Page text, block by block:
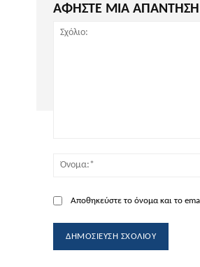
ΑΦΗΣΤΕ ΜΙΑ ΑΠΑΝΤΗΣΗ
Αποθηκεύστε το όνομα και το